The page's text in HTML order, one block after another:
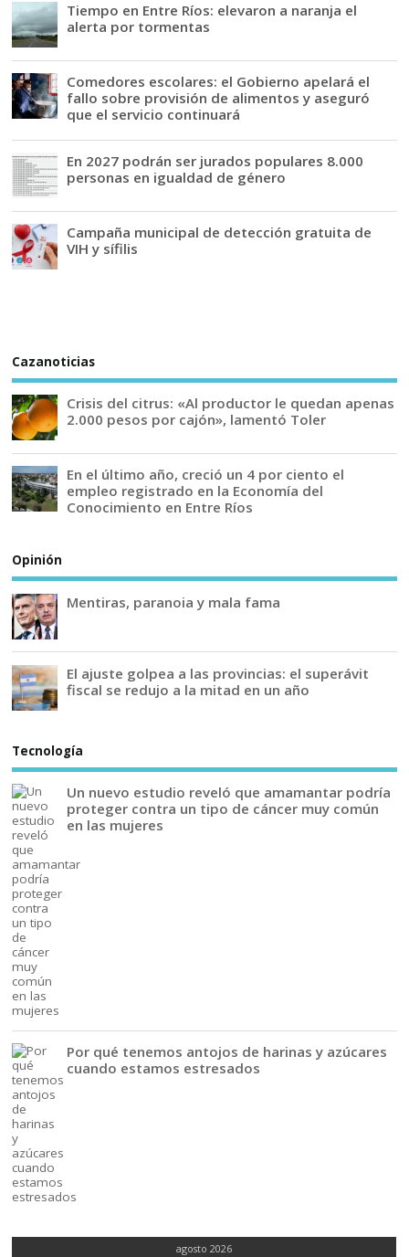
Tiempo en Entre Ríos: elevaron a naranja el
alerta por tormentas
Comedores escolares: el Gobierno apelará el
fallo sobre provisión de alimentos y aseguró
que el servicio continuará
En 2027 podrán ser jurados populares 8.000
personas en igualdad de género
Campaña municipal de detección gratuita de
VIH y sífilis
Cazanoticias
Crisis del citrus: «Al productor le quedan apenas
2.000 pesos por cajón», lamentó Toler
En el último año, creció un 4 por ciento el
empleo registrado en la Economía del
Conocimiento en Entre Ríos
Opinión
Mentiras, paranoia y mala fama
El ajuste golpea a las provincias: el superávit
fiscal se redujo a la mitad en un año
Tecnología
Un nuevo estudio reveló que amamantar podría
proteger contra un tipo de cáncer muy común
en las mujeres
Por qué tenemos antojos de harinas y azúcares
cuando estamos estresados
agosto 2026